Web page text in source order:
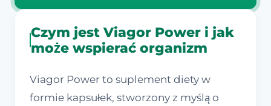
Czym jest Viagor Power i jak
może wspierać organizm
Viagor Power to suplement diety w
formie kapsułek, stworzony z myślą o